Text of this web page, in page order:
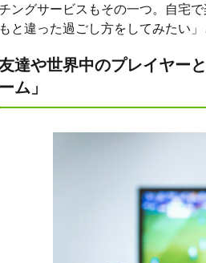
ングサービスもその一つ。自宅
もと違った過ごし方をしてみたい
達や世界中のプレイヤー
ーム」